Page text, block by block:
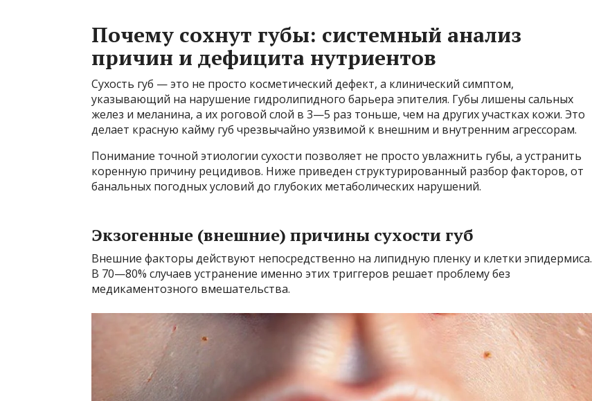
Почему сохнут губы: системный анализ
причин и дефицита нутриентов
Сухость губ — это не просто косметический дефект, а клинический симптом,
указывающий на нарушение гидролипидного барьера эпителия. Губы лишены сальных
желез и меланина, а их роговой слой в 3—5 раз тоньше, чем на других участках кожи. Это
делает красную кайму губ чрезвычайно уязвимой к внешним и внутренним агрессорам.
Понимание точной этиологии сухости позволяет не просто увлажнить губы, а устранить
коренную причину рецидивов. Ниже приведен структурированный разбор факторов, от
банальных погодных условий до глубоких метаболических нарушений.
Экзогенные (внешние) причины сухости губ
Внешние факторы действуют непосредственно на липидную пленку и клетки эпидермиса.
В 70—80% случаев устранение именно этих триггеров решает проблему без
медикаментозного вмешательства.